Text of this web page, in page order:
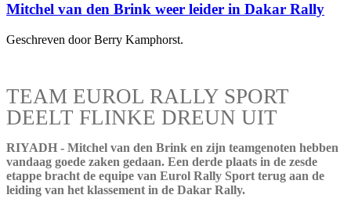
Mitchel van den Brink weer leider in Dakar Rally
Geschreven door Berry Kamphorst.
TEAM EUROL RALLY SPORT
DEELT FLINKE DREUN UIT
RIYADH - Mitchel van den Brink en zijn teamgenoten hebben
vandaag goede zaken gedaan. Een derde plaats in de zesde
etappe bracht de equipe van Eurol Rally Sport terug aan de
leiding van het klassement in de Dakar Rally.